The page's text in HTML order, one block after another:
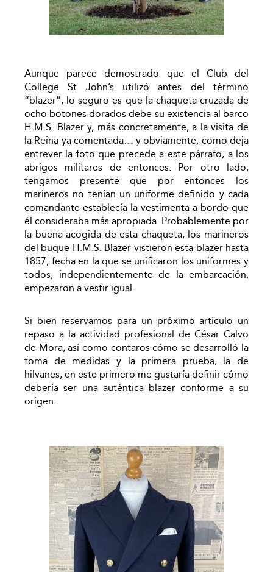
Aunque parece demostrado que el Club del
College St John’s utilizó antes del término
“blazer”, lo seguro es que la chaqueta cruzada de
ocho botones dorados debe su existencia al barco
H.M.S. Blazer y, más concretamente, a la visita de
la Reina ya comentada… y obviamente, como deja
entrever la foto que precede a este párrafo, a los
abrigos militares de entonces. Por otro lado,
tengamos presente que por entonces los
marineros no tenían un uniforme definido y cada
comandante establecía la vestimenta a bordo que
él consideraba más apropiada. Probablemente por
la buena acogida de esta chaqueta, los marineros
del buque H.M.S. Blazer vistieron esta blazer hasta
1857, fecha en la que se unificaron los uniformes y
todos, independientemente de la embarcación,
empezaron a vestir igual.
Si bien reservamos para un próximo artículo un
repaso a la actividad profesional de César Calvo
de Mora, así como contaros cómo se desarrolló la
toma de medidas y la primera prueba, la de
hilvanes, en este primero me gustaría definir cómo
debería ser una auténtica blazer conforme a su
origen.